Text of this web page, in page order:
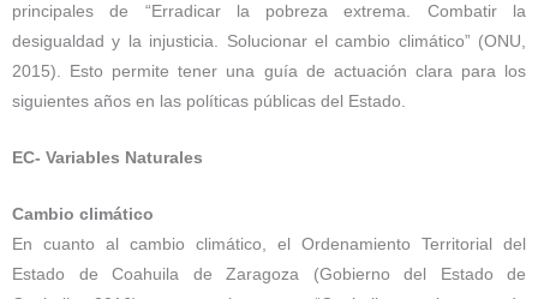
principales de “Erradicar la pobreza extrema. Combatir la
desigualdad y la injusticia. Solucionar el cambio climático” (ONU,
2015). Esto permite tener una guía de actuación clara para los
siguientes años en las políticas públicas del Estado.
EC- Variables Naturales
Cambio climático
En cuanto al cambio climático, el Ordenamiento Territorial del
Estado de Coahuila de Zaragoza (Gobierno del Estado de